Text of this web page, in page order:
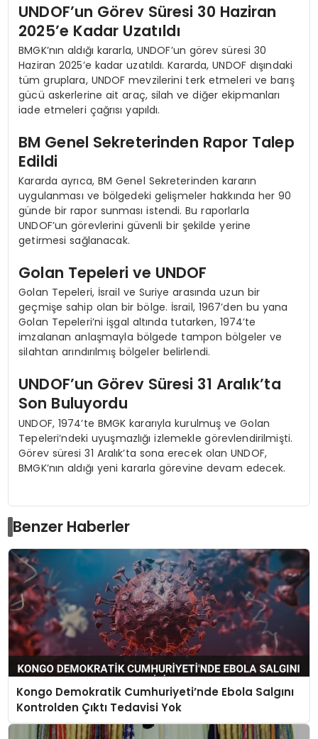
UNDOF’un Görev Süresi 30 Haziran
2025’e Kadar Uzatıldı
BMGK’nın aldığı kararla, UNDOF’un görev süresi 30
Haziran 2025’e kadar uzatıldı. Kararda, UNDOF dışındaki
tüm gruplara, UNDOF mevzilerini terk etmeleri ve barış
gücü askerlerine ait araç, silah ve diğer ekipmanları
iade etmeleri çağrısı yapıldı.
BM Genel Sekreterinden Rapor Talep
Edildi
Kararda ayrıca, BM Genel Sekreterinden kararın
uygulanması ve bölgedeki gelişmeler hakkında her 90
günde bir rapor sunması istendi. Bu raporlarla
UNDOF’un görevlerini güvenli bir şekilde yerine
getirmesi sağlanacak.
Golan Tepeleri ve UNDOF
Golan Tepeleri, İsrail ve Suriye arasında uzun bir
geçmişe sahip olan bir bölge. İsrail, 1967’den bu yana
Golan Tepeleri’ni işgal altında tutarken, 1974’te
imzalanan anlaşmayla bölgede tampon bölgeler ve
silahtan arındırılmış bölgeler belirlendi.
UNDOF’un Görev Süresi 31 Aralık’ta
Son Buluyordu
UNDOF, 1974’te BMGK kararıyla kurulmuş ve Golan
Tepeleri’ndeki uyuşmazlığı izlemekle görevlendirilmişti.
Görev süresi 31 Aralık’ta sona erecek olan UNDOF,
BMGK’nın aldığı yeni kararla görevine devam edecek.
Benzer Haberler
Kongo Demokratik Cumhuriyeti’nde Ebola Salgını
Kontrolden Çıktı Tedavisi Yok